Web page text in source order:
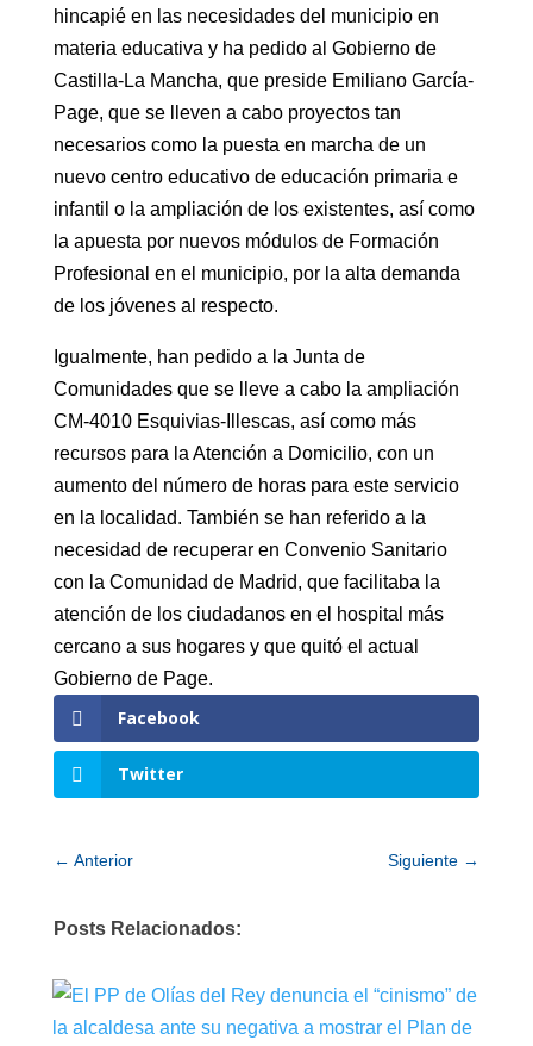
hincapié en las necesidades del municipio en
materia educativa y ha pedido al Gobierno de
Castilla-La Mancha, que preside Emiliano García-
Page, que se lleven a cabo proyectos tan
necesarios como la puesta en marcha de un
nuevo centro educativo de educación primaria e
infantil o la ampliación de los existentes, así como
la apuesta por nuevos módulos de Formación
Profesional en el municipio, por la alta demanda
de los jóvenes al respecto.
Igualmente, han pedido a la Junta de
Comunidades que se lleve a cabo la ampliación
CM-4010 Esquivias-Illescas, así como más
recursos para la Atención a Domicilio, con un
aumento del número de horas para este servicio
en la localidad. También se han referido a la
necesidad de recuperar en Convenio Sanitario
con la Comunidad de Madrid, que facilitaba la
atención de los ciudadanos en el hospital más
cercano a sus hogares y que quitó el actual
Gobierno de Page.
Facebook
Twitter
← Anterior Siguiente →
Posts Relacionados: